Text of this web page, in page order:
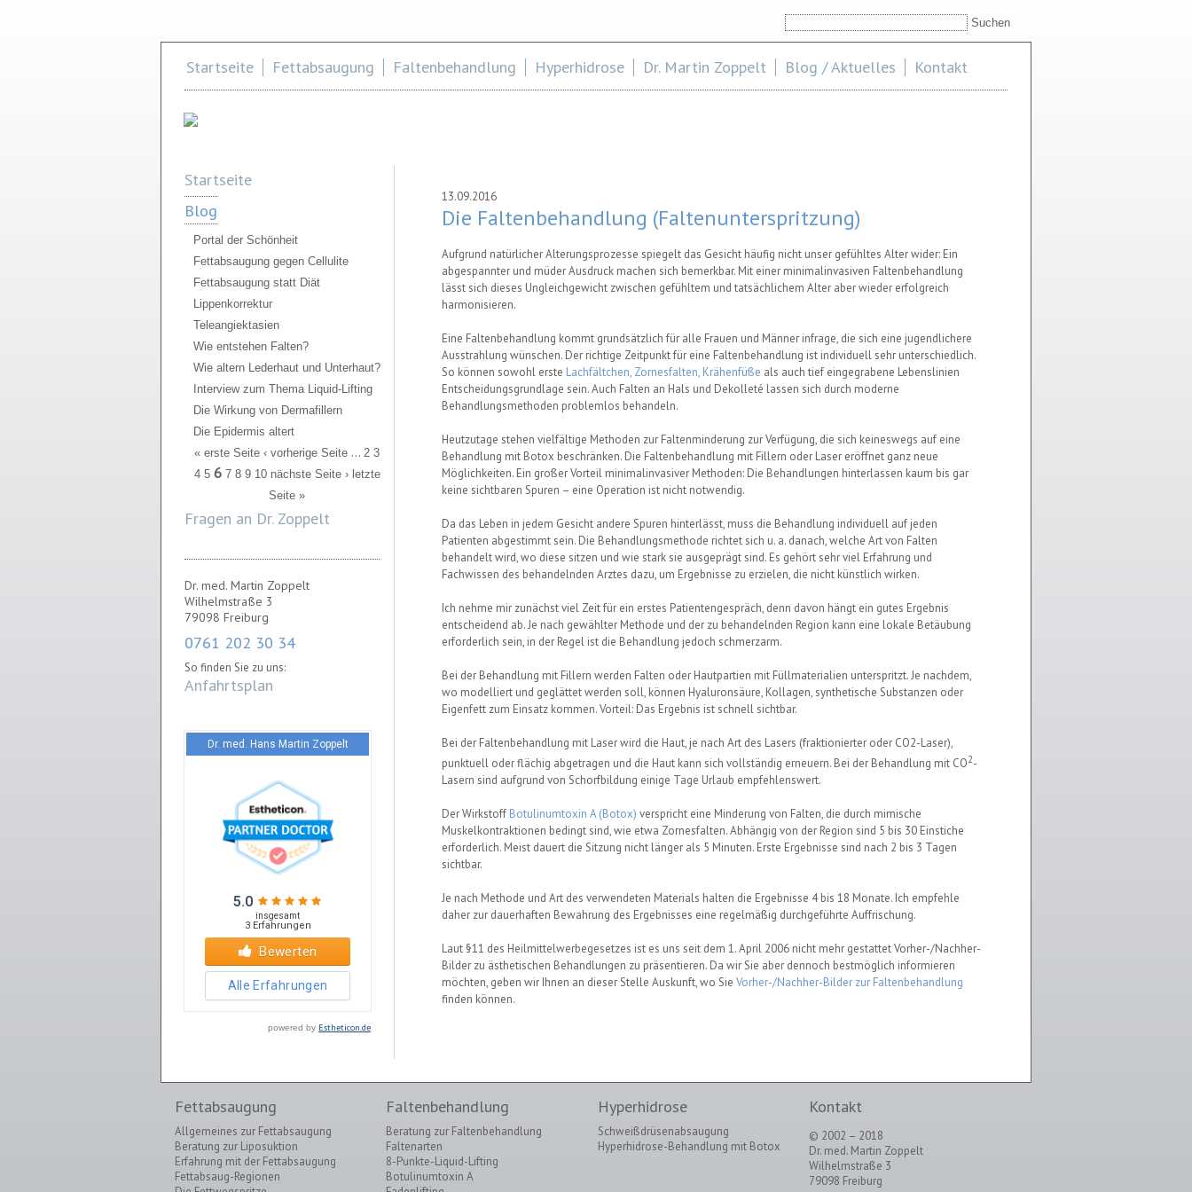
Suchformular
Suchen
Startseite Fettabsaugung Faltenbehandlung Hyperhidrose Dr. Martin Zoppelt Blog / Aktuelles Kontakt
Startseite
Blog
Portal der Schönheit
Fettabsaugung gegen Cellulite
Fettabsaugung statt Diät
Lippenkorrektur
Teleangiektasien
Wie entstehen Falten?
Wie altern Lederhaut und Unterhaut?
Interview zum Thema Liquid-Lifting
Die Wirkung von Dermafillern
Die Epidermis altert
Seiten
« erste Seite ‹ vorherige Seite … 2 3
4 5 6 7 8 9 10 nächste Seite › letzte
Seite »
Fragen an Dr. Zoppelt
Dr. med. Martin Zoppelt
Wilhelmstraße 3
79098 Freiburg
0761 202 30 34
So finden Sie zu uns:
Anfahrtsplan
powered by Estheticon.de
13.09.2016
Die Faltenbehandlung (Faltenunterspritzung)
Aufgrund natürlicher Alterungsprozesse spiegelt das Gesicht häufig nicht unser gefühltes Alter wider: Ein
abgespannter und müder Ausdruck machen sich bemerkbar. Mit einer minimalinvasiven Faltenbehandlung
lässt sich dieses Ungleichgewicht zwischen gefühltem und tatsächlichem Alter aber wieder erfolgreich
harmonisieren.
Eine Faltenbehandlung kommt grundsätzlich für alle Frauen und Männer infrage, die sich eine jugendlichere
Ausstrahlung wünschen. Der richtige Zeitpunkt für eine Faltenbehandlung ist individuell sehr unterschiedlich.
So können sowohl erste Lachfältchen, Zornesfalten, Krähenfüße als auch tief eingegrabene Lebenslinien
Entscheidungsgrundlage sein. Auch Falten an Hals und Dekolleté lassen sich durch moderne
Behandlungsmethoden problemlos behandeln.
Heutzutage stehen vielfältige Methoden zur Faltenminderung zur Verfügung, die sich keineswegs auf eine
Behandlung mit Botox beschränken. Die Faltenbehandlung mit Fillern oder Laser eröffnet ganz neue
Möglichkeiten. Ein großer Vorteil minimalinvasiver Methoden: Die Behandlungen hinterlassen kaum bis gar
keine sichtbaren Spuren – eine Operation ist nicht notwendig.
Da das Leben in jedem Gesicht andere Spuren hinterlässt, muss die Behandlung individuell auf jeden
Patienten abgestimmt sein. Die Behandlungsmethode richtet sich u. a. danach, welche Art von Falten
behandelt wird, wo diese sitzen und wie stark sie ausgeprägt sind. Es gehört sehr viel Erfahrung und
Fachwissen des behandelnden Arztes dazu, um Ergebnisse zu erzielen, die nicht künstlich wirken.
Ich nehme mir zunächst viel Zeit für ein erstes Patientengespräch, denn davon hängt ein gutes Ergebnis
entscheidend ab. Je nach gewählter Methode und der zu behandelnden Region kann eine lokale Betäubung
erforderlich sein, in der Regel ist die Behandlung jedoch schmerzarm.
Bei der Behandlung mit Fillern werden Falten oder Hautpartien mit Füllmaterialien unterspritzt. Je nachdem,
wo modelliert und geglättet werden soll, können Hyaluronsäure, Kollagen, synthetische Substanzen oder
Eigenfett zum Einsatz kommen. Vorteil: Das Ergebnis ist schnell sichtbar.
Bei der Faltenbehandlung mit Laser wird die Haut, je nach Art des Lasers (fraktionierter oder CO2-Laser),
punktuell oder flächig abgetragen und die Haut kann sich vollständig erneuern. Bei der Behandlung mit CO2-
Lasern sind aufgrund von Schorfbildung einige Tage Urlaub empfehlenswert.
Der Wirkstoff Botulinumtoxin A (Botox) verspricht eine Minderung von Falten, die durch mimische
Muskelkontraktionen bedingt sind, wie etwa Zornesfalten. Abhängig von der Region sind 5 bis 30 Einstiche
erforderlich. Meist dauert die Sitzung nicht länger als 5 Minuten. Erste Ergebnisse sind nach 2 bis 3 Tagen
sichtbar.
Je nach Methode und Art des verwendeten Materials halten die Ergebnisse 4 bis 18 Monate. Ich empfehle
daher zur dauerhaften Bewahrung des Ergebnisses eine regelmäßig durchgeführte Auffrischung.
Laut §11 des Heilmittelwerbegesetzes ist es uns seit dem 1. April 2006 nicht mehr gestattet Vorher-/Nachher-
Bilder zu ästhetischen Behandlungen zu präsentieren. Da wir Sie aber dennoch bestmöglich informieren
möchten, geben wir Ihnen an dieser Stelle Auskunft, wo Sie Vorher-/Nachher-Bilder zur Faltenbehandlung
finden können.
Fettabsaugung
Allgemeines zur Fettabsaugung
Beratung zur Liposuktion
Erfahrung mit der Fettabsaugung
Fettabsaug-Regionen
Faltenbehandlung
Beratung zur Faltenbehandlung
Faltenarten
8-Punkte-Liquid-Lifting
Botulinumtoxin A
Hyperhidrose
Schweißdrüsenabsaugung
Hyperhidrose-Behandlung mit Botox
Kontakt
© 2002 – 2018
Dr. med. Martin Zoppelt
Wilhelmstraße 3
79098 Freiburg